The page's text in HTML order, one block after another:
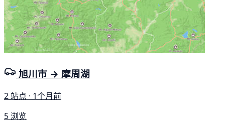
旭川市 → 摩周湖
2 站点 · 1个月前
5 浏览